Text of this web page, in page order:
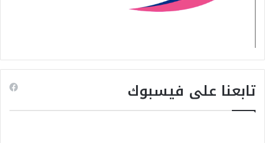
تابعنا على فيسبوك